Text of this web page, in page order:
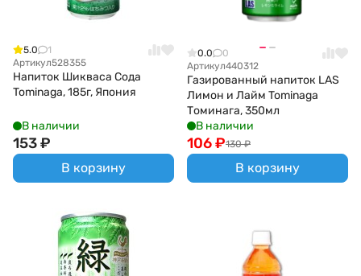
5.0
1
Артикул528355
Напиток Шикваса Сода
Tominaga, 185г, Япония
В наличии
153₽
В корзину
0.0
0
Артикул440312
Газированный напиток LAS
Лимон и Лайм Tominaga
Томинага, 350мл
В наличии
130 ₽
106₽
В корзину